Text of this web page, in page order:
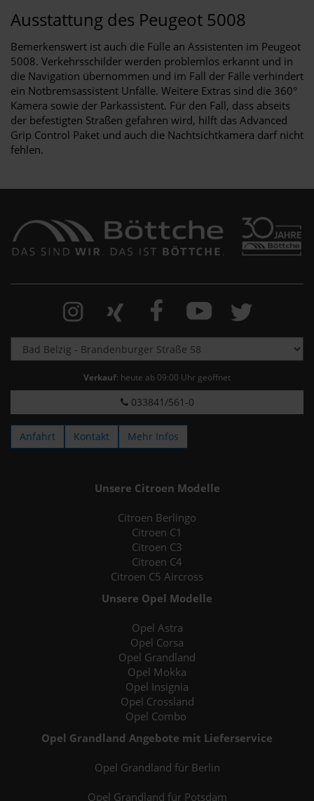
Ausstattung des Peugeot 5008
Bemerkenswert ist auch die Fülle an Assistenten im Peugeot
5008. Verkehrsschilder werden problemlos erkannt und in
die Navigation übernommen und im Fall der Fälle verhindert
ein Notbremsassistent Unfälle. Weitere Extras sind die 360°
Kamera sowie der Parkassistent. Für den Fall, dass abseits
der befestigten Straßen gefahren wird, hilft das Advanced
Grip Control Paket und auch die Nachtsichtkamera darf nicht
fehlen.
Verkauf: heute ab 09:00 Uhr geöffnet
033841/561-0
Anfahrt Kontakt Mehr Infos
Unsere Citroen Modelle
Citroen Berlingo
Citroen C1
Citroen C3
Citroen C4
Citroen C5 Aircross
Unsere Opel Modelle
Opel Astra
Opel Corsa
Opel Grandland
Opel Mokka
Opel Insignia
Opel Crossland
Opel Combo
Opel Grandland Angebote mit Lieferservice
Opel Grandland für Berlin
Opel Grandland für Potsdam